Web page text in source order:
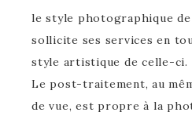
le style photographique
sollicite ses services en
style artistique de celle-ci.
Le post-traitement, au
de vue, est propre à la